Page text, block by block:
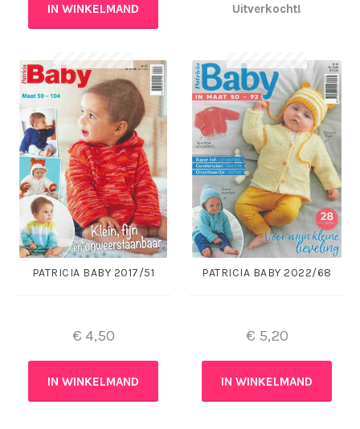
IN WINKELMAND Uitverkocht!
PATRICIA BABY 2017/51
€ 4,50
IN WINKELMAND
PATRICIA BABY 2022/68
€ 5,20
IN WINKELMAND